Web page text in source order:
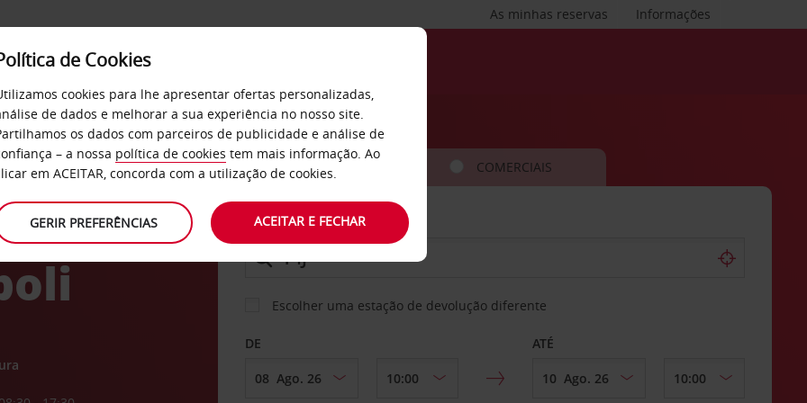
Informações
As minhas reservas
SERVIÇOS EMPRESAS
CARRO COMERCIAIS
LEVANTAR EM
Escolher uma estação de devolução diferente
DE ATÉ
de Cookies
cookies para lhe apresentar ofertas personalizadas,
de dados e melhorar a sua experiência no nosso site.
os dados com parceiros de publicidade e análise de
– a nossa política de cookies tem mais informação. Ao
em ACEITAR, concorda com a utilização de cookies.
GERIR PREFERÊNCIAS ACEITAR E FECHAR